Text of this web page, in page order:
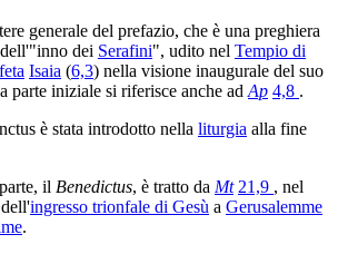
generale del prefazio, che è una preghiera
dei Serafini", udito nel Tempio di
Isaia (6,3) nella visione inaugurale del suo
parte iniziale si riferisce anche adAp 4,8 .
è stata introdotto nella liturgia alla fine
il Benedictus, è tratto da Mt 21,9 , nel
ingresso trionfale di Gesù a Gerusalemme
.